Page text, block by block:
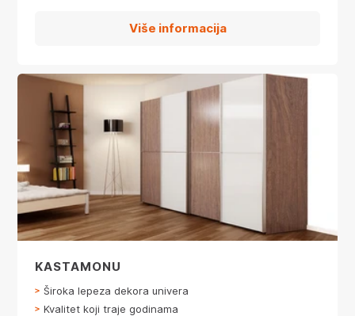
Više informacija
KASTAMONU
Široka lepeza dekora univera
Kvalitet koji traje godinama